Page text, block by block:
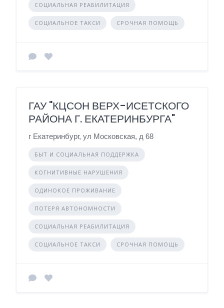
СОЦИАЛЬНАЯ РЕАБИЛИТАЦИЯ
СОЦИАЛЬНОЕ ТАКСИ СРОЧНАЯ ПОМОЩЬ
ГАУ "КЦСОН ВЕРХ-ИСЕТСКОГО
РАЙОНА Г. ЕКАТЕРИНБУРГА"
г Екатеринбург, ул Московская, д 68
БЫТ И СОЦИАЛЬНАЯ ПОДДЕРЖКА
КОГНИТИВНЫЕ НАРУШЕНИЯ
ОДИНОКОЕ ПРОЖИВАНИЕ
ПОТЕРЯ АВТОНОМНОСТИ
СОЦИАЛЬНАЯ РЕАБИЛИТАЦИЯ
СОЦИАЛЬНОЕ ТАКСИ СРОЧНАЯ ПОМОЩЬ